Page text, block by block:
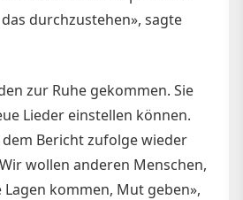
durchzustehen», sagte
zur Ruhe gekommen. Sie
Lieder einstellen können.
Bericht zufolge wieder
wollen anderen Menschen,
Lagen kommen, Mut geben»,